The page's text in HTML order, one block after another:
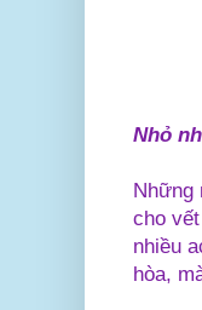
Nhỏ
Những
cho
nhiều
hòa,